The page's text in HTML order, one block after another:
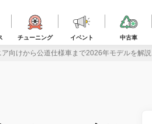
チューニング イベント 中古車
向けから公道仕様車まで2026年モデルを解説